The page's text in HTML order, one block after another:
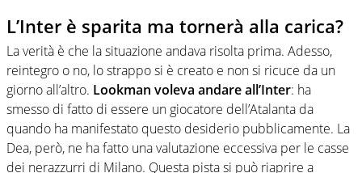
L’Inter è sparita ma tornerà alla carica?
La verità è che la situazione andava risolta prima. Adesso,
reintegro o no, lo strappo si è creato e non si ricuce da un
giorno all’altro. Lookman voleva andare all’Inter: ha
smesso di fatto di essere un giocatore dell’Atalanta da
quando ha manifestato questo desiderio pubblicamente. La
Dea, però, ne ha fatto una valutazione eccessiva per le casse
dei nerazzurri di Milano. Questa pista si può riaprire a